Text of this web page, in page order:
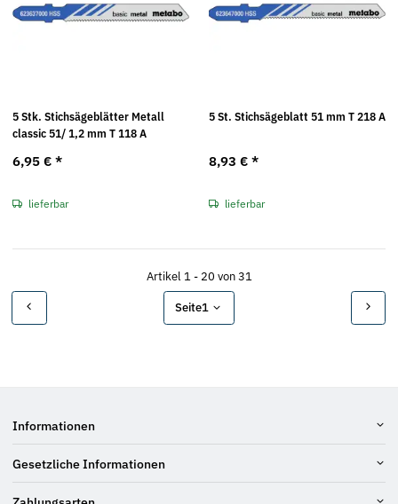
5 Stk. Stichsägeblätter Metall
classic 51/ 1,2 mm T 118 A
6,95 € *
lieferbar
5 St. Stichsägeblatt 51 mm T 218 A
8,93 € *
lieferbar
Artikel 1 - 20 von 31
Seite1
Informationen
Gesetzliche Informationen